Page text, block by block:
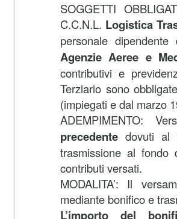
SOGGETTI
C.C.N.L. Logistica
personale dipendente
Agenzie Aeree e
contributivi e
Terziario sono
(impiegati e dal marzo
ADEMPIMENTO:
precedente dovuti al
trasmissione al fondo
contributi versati.
MODALITA’: Il
mediante bonifico e
L’importo del